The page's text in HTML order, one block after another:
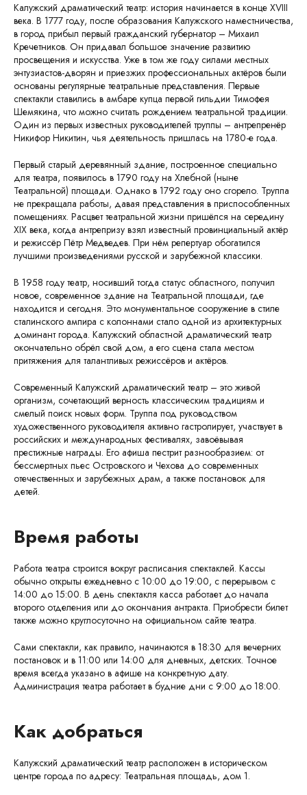
Калужский драматический театр: история начинается в конце XVIII
века. В 1777 году, после образования Калужского наместничества,
в город прибыл первый гражданский губернатор – Михаил
Кречетников. Он придавал большое значение развитию
просвещения и искусства. Уже в том же году силами местных
энтузиастов-дворян и приезжих профессиональных актёров были
основаны регулярные театральные представления. Первые
спектакли ставились в амбаре купца первой гильдии Тимофея
Шемякина, что можно считать рождением театральной традиции.
Один из первых известных руководителей труппы – антрепренёр
Никифор Никитин, чья деятельность пришлась на 1780-е года.
Первый старый деревянный здание, построенное специально
для театра, появилось в 1790 году на Хлебной (ныне
Театральной) площади. Однако в 1792 году оно сгорело. Труппа
не прекращала работы, давая представления в приспособленных
помещениях. Расцвет театральной жизни пришёлся на середину
XIX века, когда антрепризу взял известный провинциальный актёр
и режиссёр Пётр Медведев. При нём репертуар обогатился
лучшими произведениями русской и зарубежной классики.
В 1958 году театр, носивший тогда статус областного, получил
новое, современное здание на Театральной площади, где
находится и сегодня. Это монументальное сооружение в стиле
сталинского ампира с колоннами стало одной из архитектурных
доминант города. Калужский областной драматический театр
окончательно обрёл свой дом, а его сцена стала местом
притяжения для талантливых режиссёров и актёров.
Современный Калужский драматический театр – это живой
организм, сочетающий верность классическим традициям и
смелый поиск новых форм. Труппа под руководством
художественного руководителя активно гастролирует, участвует в
российских и международных фестивалях, завоёвывая
престижные награды. Его афиша пестрит разнообразием: от
бессмертных пьес Островского и Чехова до современных
отечественных и зарубежных драм, а также постановок для
детей.
Время работы
Работа театра строится вокруг расписания спектаклей. Кассы
обычно открыты ежедневно с 10:00 до 19:00, с перерывом с
14:00 до 15:00. В день спектакля касса работает до начала
второго отделения или до окончания антракта. Приобрести билет
также можно круглосуточно на официальном сайте театра.
Сами спектакли, как правило, начинаются в 18:30 для вечерних
постановок и в 11:00 или 14:00 для дневных, детских. Точное
время всегда указано в афише на конкретную дату.
Администрация театра работает в будние дни с 9:00 до 18:00.
Как добраться
Калужский драматический театр расположен в историческом
центре города по адресу: Театральная площадь, дом 1.